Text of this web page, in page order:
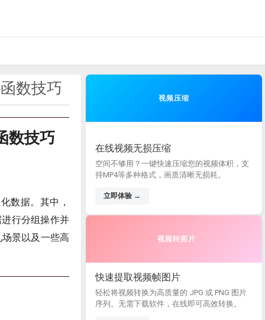
数技巧
数技巧
数据。其中，
行分组操作并
景以及一些高
视频压缩
在线视频无损压缩
空间不够用？一键快速压缩您的视频体积，支
持MP4等多种格式，画质清晰无损耗。
立即体验 →
视频转图片
快速提取视频帧图片
轻松将视频转换为高质量的 JPG 或 PNG 图片
序列。无需下载软件，在线即可高效转换。